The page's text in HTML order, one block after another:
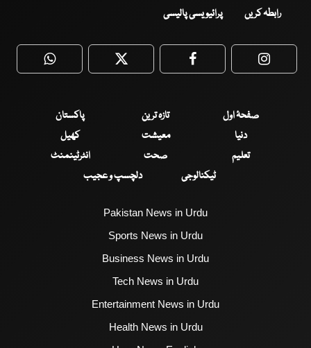
رابطہ کریں پرائیویسی پالیسی
WhatsApp Twitter Facebook
صفحۂ اول تازہ ترین
پاکستان
دنیا
معیشت
کھیل
تعلیم
صحت
انٹرٹینمنٹ
ٹیکنالوجی
دلچسپ و عجیب
Pakistan News in Urdu
Sports News in Urdu
Business News in Urdu
Tech News in Urdu
Entertainment News in Urdu
Health News in Urdu